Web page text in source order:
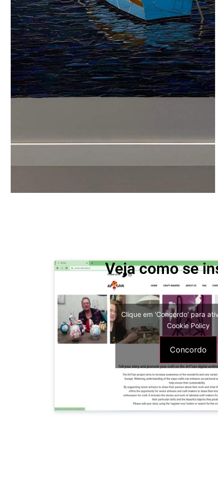
Clique em 'Concordo' para
Cookie Policy
Concordo
Veja como se